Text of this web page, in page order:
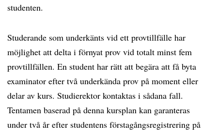
studenten.
Studerande som underkänts vid ett provtillfälle har
möjlighet att delta i förnyat prov vid totalt minst fem
provtillfällen. En student har rätt att begära att få byta
examinator efter två underkända prov på moment eller
delar av kurs. Studierektor kontaktas i sådana fall.
Tentamen baserad på denna kursplan kan garanteras
under två år efter studentens förstagångsregistrering på